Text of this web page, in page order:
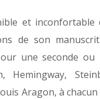
et inconfortable
de son
une seconde ou
Aragon, à